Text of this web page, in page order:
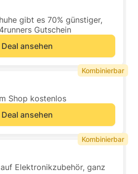
gibt es 70% günstiger,
Gutschein
Deal ansehen
Shop kostenlos
Deal ansehen
Kombinierbar
Elektronikzubehör, ganz
Kombinierbar